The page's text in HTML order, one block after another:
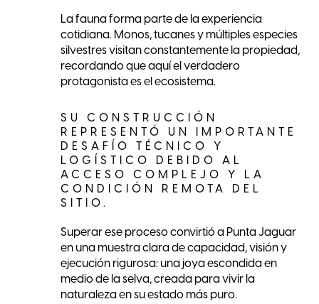
La fauna forma parte de la experiencia
cotidiana. Monos, tucanes y múltiples especies
silvestres visitan constantemente la propiedad,
recordando que aquí el verdadero
protagonista es el ecosistema.
SU CONSTRUCCIÓN
REPRESENTÓ UN IMPORTANTE
DESAFÍO TÉCNICO Y
LOGÍSTICO DEBIDO AL
ACCESO COMPLEJO Y LA
CONDICIÓN REMOTA DEL
SITIO.
Superar ese proceso convirtió a Punta Jaguar
en una muestra clara de capacidad, visión y
ejecución rigurosa: una joya escondida en
medio de la selva, creada para vivir la
naturaleza en su estado más puro.